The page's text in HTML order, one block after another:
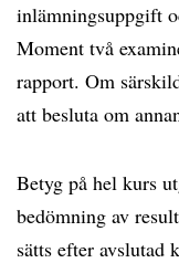
inlämningsuppgift
Moment två
rapport. Om
att besluta om
Betyg på hel kurs
bedömning av
sätts efter avslutad